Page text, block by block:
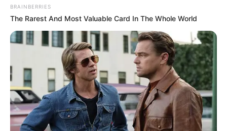
BRAINBERRIES
The Rarest And Most Valuable Card In The Whole World